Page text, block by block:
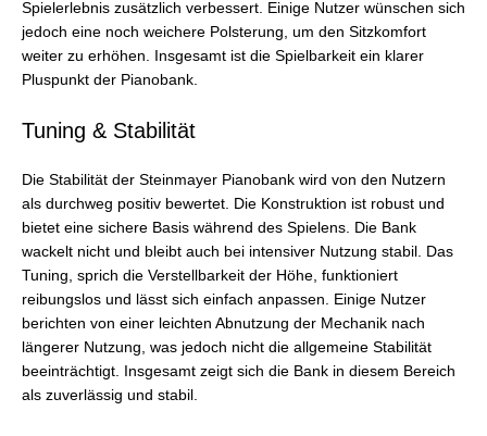
Spielerlebnis zusätzlich verbessert. Einige Nutzer wünschen sich
jedoch eine noch weichere Polsterung, um den Sitzkomfort
weiter zu erhöhen. Insgesamt ist die Spielbarkeit ein klarer
Pluspunkt der Pianobank.
Tuning & Stabilität
Die Stabilität der Steinmayer Pianobank wird von den Nutzern
als durchweg positiv bewertet. Die Konstruktion ist robust und
bietet eine sichere Basis während des Spielens. Die Bank
wackelt nicht und bleibt auch bei intensiver Nutzung stabil. Das
Tuning, sprich die Verstellbarkeit der Höhe, funktioniert
reibungslos und lässt sich einfach anpassen. Einige Nutzer
berichten von einer leichten Abnutzung der Mechanik nach
längerer Nutzung, was jedoch nicht die allgemeine Stabilität
beeinträchtigt. Insgesamt zeigt sich die Bank in diesem Bereich
als zuverlässig und stabil.